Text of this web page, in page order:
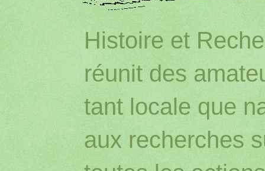
Histoire et
réunit des
tant locale que
aux recherches